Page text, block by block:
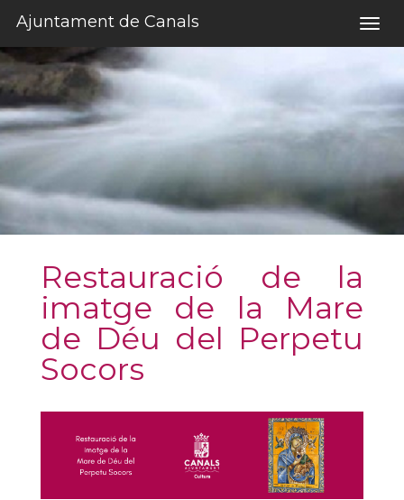
Ajuntament de Canals
Restauració de la
imatge de la Mare
de Déu del Perpetu
Socors